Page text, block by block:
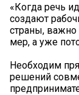
«Когда речь
создают
страны,
мер, а уже
Необходим
решений